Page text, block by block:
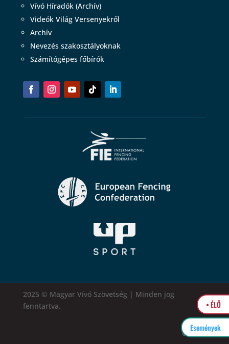
Vívó Híradók (Archív)
Videók Világ Versenyekről
Archív
Nevezés szakosztályoknak
Számítógépes főbírók
2025 © Magyar Vívó Szövetség | Minden jog
fenntartva.
easytel
• ÉLŐ
Események